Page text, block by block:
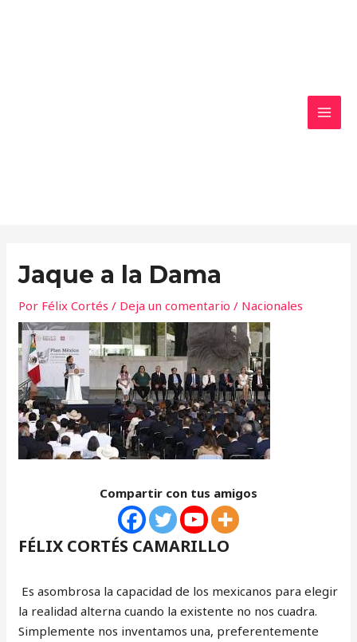
Jaque a la Dama
Por Félix Cortés/ Deja un comentario / Nacionales
Compartir con tus amigos
FÉLIX CORTÉS CAMARILLO
Es asombrosa la capacidad de los mexicanos para elegir
la realidad alterna cuando la existente no nos cuadra.
Simplemente nos inventamos una, preferentemente